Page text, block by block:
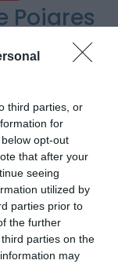
third parties, or
for
opt-out
that after your
seeing
utilized by
parties prior to
the further
parties on the
may
• Notícias de
mais
ABARCA adiada
leva ao
dimensão...
e traçam
Poiares
PRS